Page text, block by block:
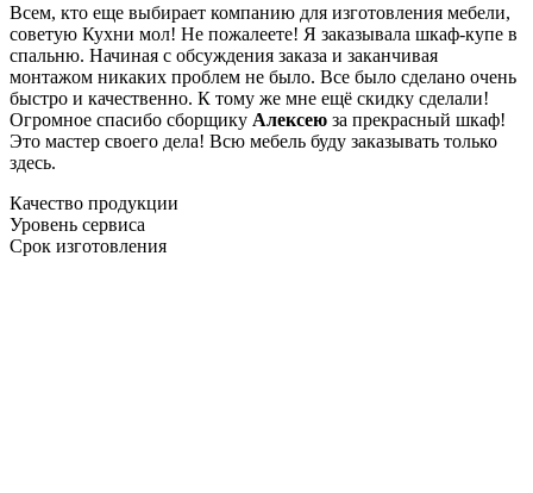
Всем, кто еще выбирает компанию для изготовления мебели,
советую Кухни мол! Не пожалеете! Я заказывала шкаф-купе в
спальню. Начиная с обсуждения заказа и заканчивая
монтажом никаких проблем не было. Все было сделано очень
быстро и качественно. К тому же мне ещё скидку сделали!
Огромное спасибо сборщику Алексею за прекрасный шкаф!
Это мастер своего дела! Всю мебель буду заказывать только
здесь.
Качество продукции
Уровень сервиса
Срок изготовления